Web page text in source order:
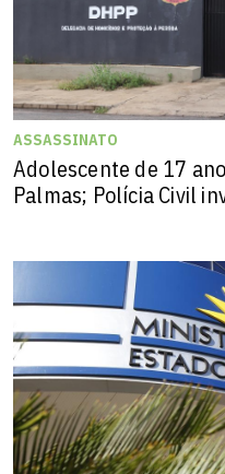
ASSASSINATO
Adolescente de 17
Palmas; Polícia Civil